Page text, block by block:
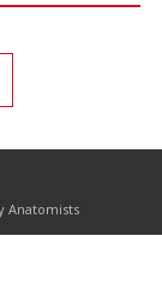
Anatomists